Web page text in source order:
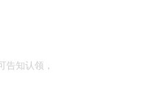
告知认领，